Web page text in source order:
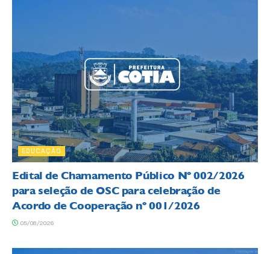
EDUCAÇÃO
Edital de Chamamento Público Nº 002/2026
para seleção de OSC para celebração de
Acordo de Cooperação nº 001/2026
05/08/2026